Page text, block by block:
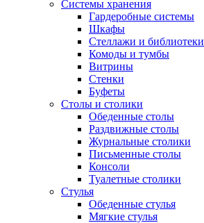
Системы хранения
Гардеробные системы
Шкафы
Стеллажи и библиотеки
Комоды и тумбы
Витрины
Стенки
Буфеты
Столы и столики
Обеденные столы
Раздвижные столы
Журнальные столики
Письменные столы
Консоли
Туалетные столики
Стулья
Обеденные стулья
Мягкие стулья